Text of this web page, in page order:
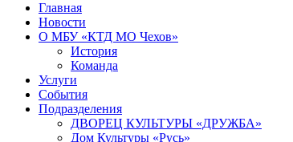
Главная
Новости
О МБУ «КТД МО Чехов»
История
Команда
Услуги
События
Подразделения
ДВОРЕЦ КУЛЬТУРЫ «ДРУЖБА»
Дом Культуры «Русь»